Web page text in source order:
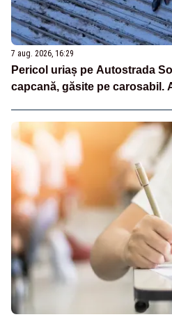
7 aug. 2026, 16:29
Pericol uriaș pe Autostrada
capcană, găsite pe carosabil.